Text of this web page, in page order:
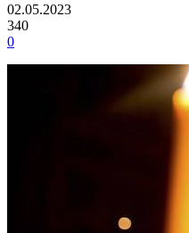
02.05.2023
340
0